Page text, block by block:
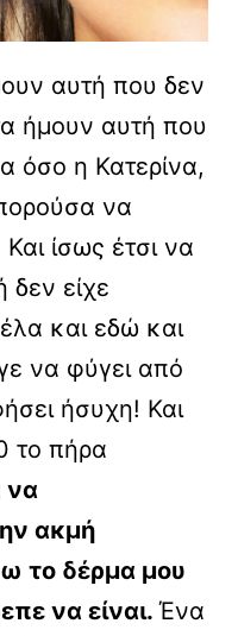
αυτή που δεν
ήμουν αυτή που
όσο η Κατερίνα,
να
ίσως έτσι να
είχε
και εδώ και
να φύγει από
ήσυχη! Και
το πήρα
να
ακμή
το δέρμα μου
να είναι. Ένα